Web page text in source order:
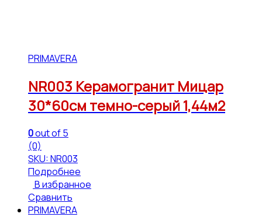
PRIMAVERA
NR003 Керамогранит Мицар
30*60см темно-серый 1,44м2
0out of 5
(0)
SKU: NR003
Подробнее
В избранное
Сравнить
PRIMAVERA